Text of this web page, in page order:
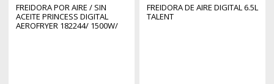
FREIDORA POR AIRE / SIN
ACEITE PRINCESS DIGITAL
AEROFRYER 182244/ 1500W/
FREIDORA DE AIRE DIGITAL 6.5L
TALENT